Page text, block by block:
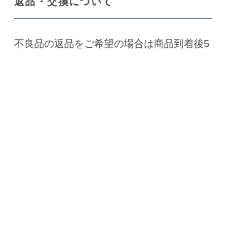
不良品の返品をご希望の場合は商品到着後5